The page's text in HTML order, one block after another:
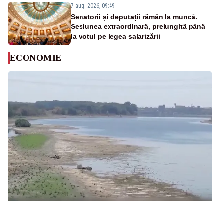
7 aug. 2026, 09:49
Senatorii și deputații rămân la muncă.
Sesiunea extraordinară, prelungită până
la votul pe legea salarizării
ECONOMIE